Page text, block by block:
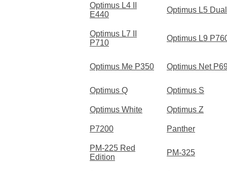
Optimus L4 II
E440
Optimus L5 Dual
Optimus L7 II
P710
Optimus L9
Optimus Me P350 Optimus Net
Optimus Q Optimus S
Optimus White Optimus Z
P7200 Panther
PM-225 Red
Edition
PM-325